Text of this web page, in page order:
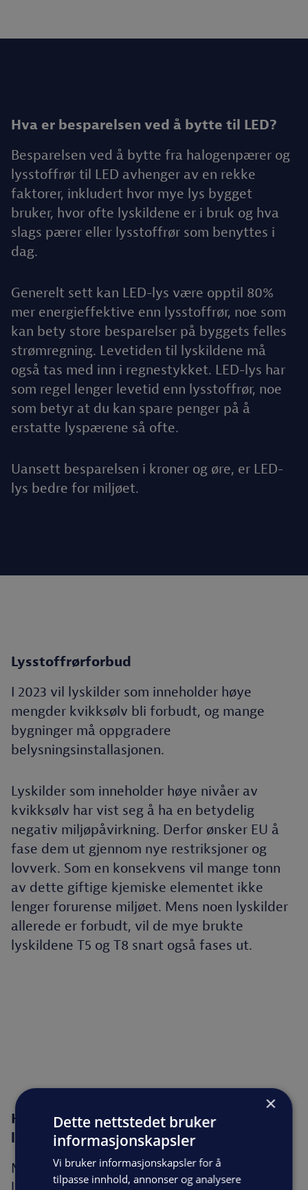
Hva er besparelsen ved å bytte til LED?
Besparelsen ved å bytte fra halogenpærer og
lysstoffrør til LED avhenger av en rekke
faktorer, inkludert hvor mye lys bygget
bruker, hvor ofte lyskildene er i bruk og hva
slags pærer eller lysstoffrør som benyttes i
dag.
Generelt sett kan LED-lys være opptil 80%
mer energieffektive enn lysstoffrør, noe som
kan bety store besparelser på byggets felles
strømregning. Levetiden til lyskildene må
også tas med inn i regnestykket. LED-lys har
som regel lenger levetid enn lysstoffrør, noe
som betyr at du kan spare penger på å
erstatte lyspærene så ofte.
Uansett besparelsen i kroner og øre, er LED-
lys bedre for miljøet.
Lysstoffrørforbud
I 2023 vil lyskilder som inneholder høye
mengder kvikksølv bli forbudt, og mange
bygninger må oppgradere
belysningsinstallasjonen.
Lyskilder som inneholder høye nivåer av
kvikksølv har vist seg å ha en betydelig
negativ miljøpåvirkning. Derfor ønsker EU å
fase dem ut gjennom nye restriksjoner og
lovverk. Som en konsekvens vil mange tonn
av dette giftige kjemiske elementet ikke
lenger forurense miljøet. Mens noen lyskilder
allerede er forbudt, vil de mye brukte
lyskildene T5 og T8 snart også fases ut.
Hva betyr utfasing av kvikksølvholdige
lysrør for næringsbygg?
Mange bedrifts- og næringsbygg har
×
Dette nettstedet bruker
informasjonskapsler
Vi bruker informasjonskapsler for å
tilpasse innhold, annonser og analysere